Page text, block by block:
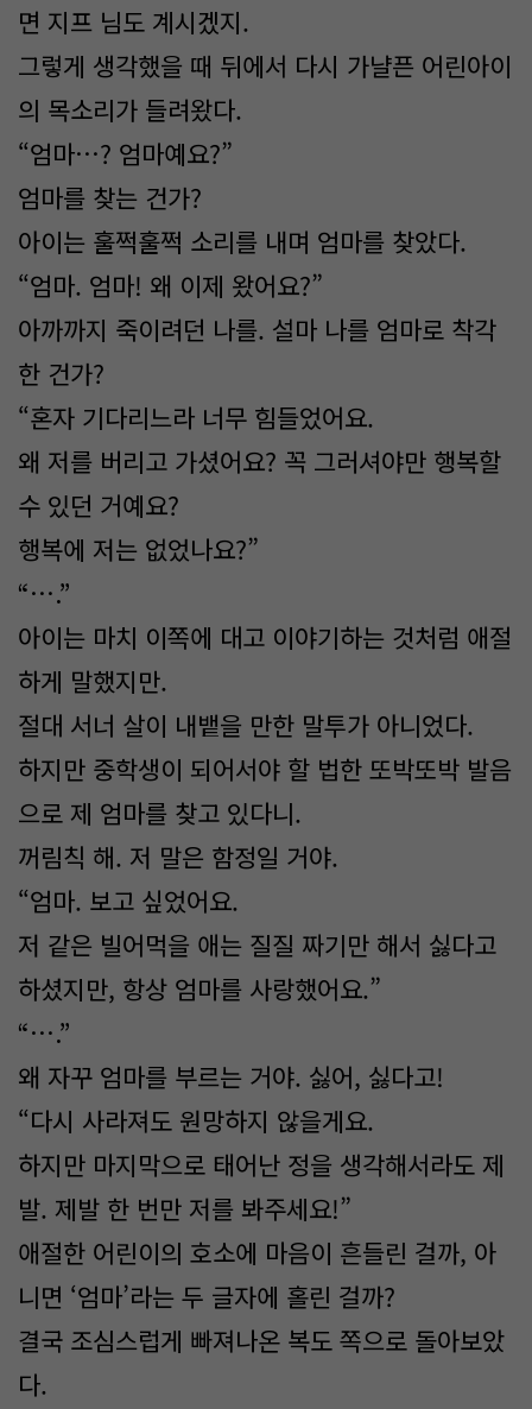
면 지프 님도 계시겠지.
그렇게 생각했을 때 뒤에서 다시 가냘픈 어린아이
의 목소리가 들려왔다.
“엄마…? 엄마예요?”
엄마를 찾는 건가?
아이는 훌쩍훌쩍 소리를 내며 엄마를 찾았다.
“엄마. 엄마! 왜 이제 왔어요?”
아까까지 죽이려던 나를. 설마 나를 엄마로 착각
한 건가?
“혼자 기다리느라 너무 힘들었어요.
왜 저를 버리고 가셨어요? 꼭 그러셔야만 행복할
수 있던 거예요?
행복에 저는 없었나요?”
“….”
아이는 마치 이쪽에 대고 이야기하는 것처럼 애절
하게 말했지만.
절대 서너 살이 내뱉을 만한 말투가 아니었다.
하지만 중학생이 되어서야 할 법한 또박또박 발음
으로 제 엄마를 찾고 있다니.
꺼림칙 해. 저 말은 함정일 거야.
“엄마. 보고 싶었어요.
저 같은 빌어먹을 애는 질질 짜기만 해서 싫다고
하셨지만, 항상 엄마를 사랑했어요.”
“….”
왜 자꾸 엄마를 부르는 거야. 싫어, 싫다고!
“다시 사라져도 원망하지 않을게요.
하지만 마지막으로 태어난 정을 생각해서라도 제
발. 제발 한 번만 저를 봐주세요!”
애절한 어린이의 호소에 마음이 흔들린 걸까, 아
니면 ‘엄마’라는 두 글자에 홀린 걸까?
결국 조심스럽게 빠져나온 복도 쪽으로 돌아보았
다.